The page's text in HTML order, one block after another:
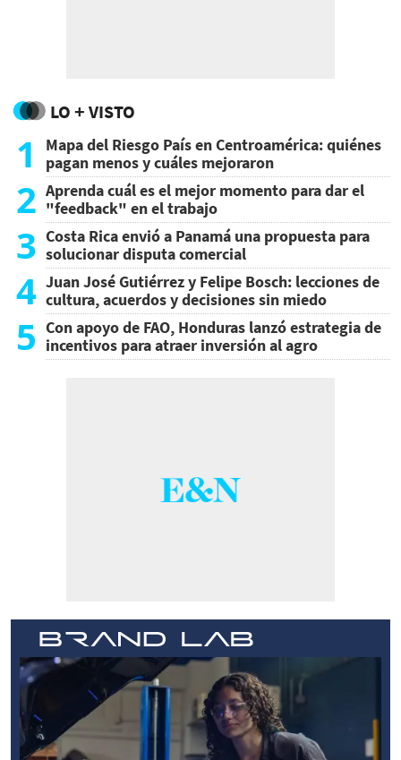
LO + VISTO
1
Mapa del Riesgo País en Centroamérica: quiénes
pagan menos y cuáles mejoraron
2 Aprenda cuál es el mejor momento para dar el
"feedback" en el trabajo
3 Costa Rica envió a Panamá una propuesta para
solucionar disputa comercial
4 Juan José Gutiérrez y Felipe Bosch: lecciones de
cultura, acuerdos y decisiones sin miedo
5 Con apoyo de FAO, Honduras lanzó estrategia de
incentivos para atraer inversión al agro